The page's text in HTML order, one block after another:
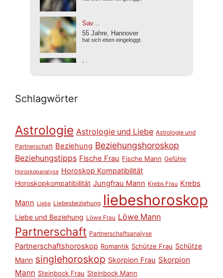
Schlagwörter
Astrologie Astrologie und Liebe Astrologie und
Partnerschaft Beziehung Beziehungshoroskop
Beziehungstipps Fische Frau Fische Mann Gefühle
Horoskopanalyse Horoskop Kompatibilität
Horoskopkompatibilität Jungfrau Mann Krebs Frau Krebs
Mann Liebe Liebesbeziehung liebeshoroskop
Liebe und Beziehung Löwe Frau Löwe Mann
Partnerschaft Partnerschaftsanalyse
Partnerschaftshoroskop Romantik Schütze Frau Schütze
Mann singlehoroskop Skorpion Frau Skorpion
Mann Steinbock Frau Steinbock Mann